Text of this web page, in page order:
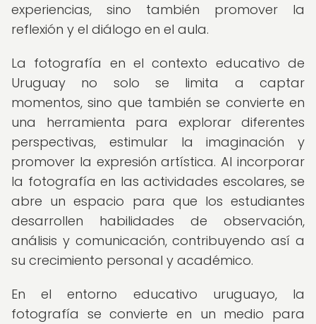
experiencias, sino también promover la
reflexión y el diálogo en el aula.
La fotografía en el contexto educativo de
Uruguay no solo se limita a captar
momentos, sino que también se convierte en
una herramienta para explorar diferentes
perspectivas, estimular la imaginación y
promover la expresión artística. Al incorporar
la fotografía en las actividades escolares, se
abre un espacio para que los estudiantes
desarrollen habilidades de observación,
análisis y comunicación, contribuyendo así a
su crecimiento personal y académico.
En el entorno educativo uruguayo, la
fotografía se convierte en un medio para